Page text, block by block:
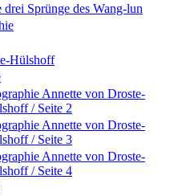
drei Sprünge des Wang-lun
Hülshoff
Annette von Droste-
/ Seite 2
Annette von Droste-
/ Seite 3
Annette von Droste-
/ Seite 4